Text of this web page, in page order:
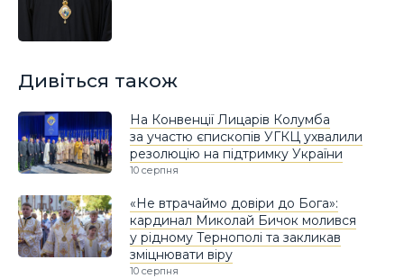
Дивіться також
На Конвенції Лицарів Колумба
за участю єпископів УГКЦ ухвалили
резолюцію на підтримку України
10 серпня
«Не втрачаймо довіри до Бога»:
кардинал Миколай Бичок молився
у рідному Тернополі та закликав
зміцнювати віру
10 серпня